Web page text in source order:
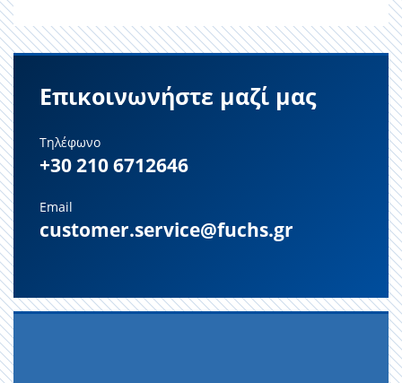
Επικοινωνήστε μαζί μας
Τηλέφωνο
+30 210 6712646
Email
customer.service@fuchs.gr